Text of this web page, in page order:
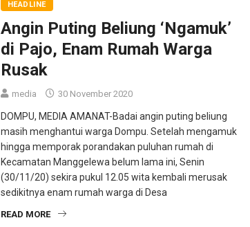
HEADLINE
Angin Puting Beliung ‘Ngamuk’
di Pajo, Enam Rumah Warga
Rusak
media 30 November 2020
DOMPU, MEDIA AMANAT-Badai angin puting beliung
masih menghantui warga Dompu. Setelah mengamuk
hingga memporak porandakan puluhan rumah di
Kecamatan Manggelewa belum lama ini, Senin
(30/11/20) sekira pukul 12.05 wita kembali merusak
sedikitnya enam rumah warga di Desa
READ MORE